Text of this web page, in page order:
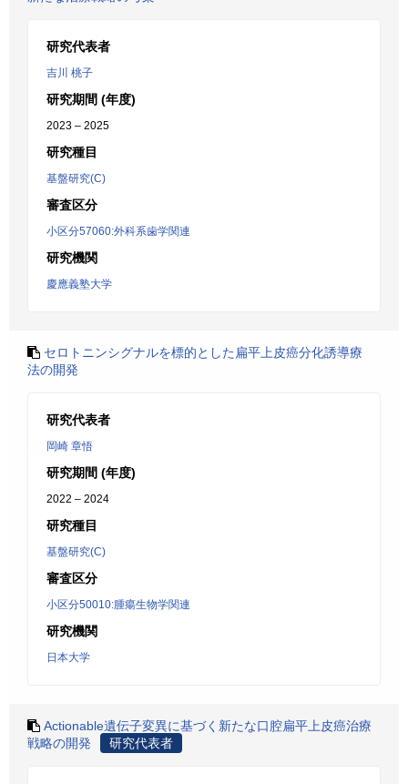
研究代表者
吉川 桃子
研究期間 (年度)
2023 – 2025
研究種目
基盤研究(C)
審査区分
小区分57060:外科系歯学関連
研究機関
慶應義塾大学
セロトニンシグナルを標的とした扁平上皮癌分化誘導療
法の開発
研究代表者
岡崎 章悟
研究期間 (年度)
2022 – 2024
研究種目
基盤研究(C)
審査区分
小区分50010:腫瘍生物学関連
研究機関
日本大学
Actionable遺伝子変異に基づく新たな口腔扁平上皮癌治療
戦略の開発
研究代表者